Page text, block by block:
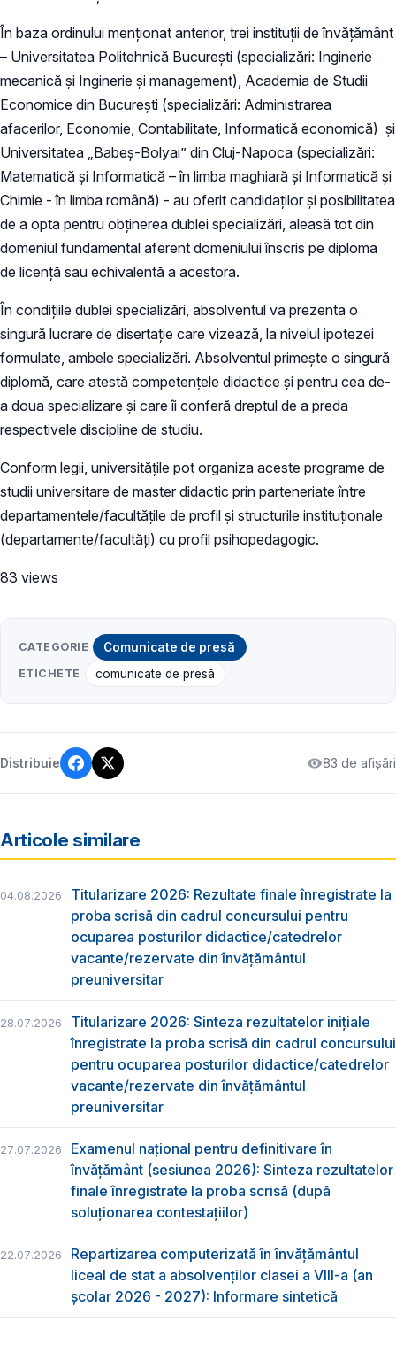
În baza ordinului menționat anterior, trei instituții de învățământ
– Universitatea Politehnică București (specializări: Inginerie
mecanică și Inginerie și management), Academia de Studii
Economice din București (specializări: Administrarea
afacerilor, Economie, Contabilitate, Informatică economică) și
Universitatea „Babeș-Bolyai” din Cluj-Napoca (specializări:
Matematică și Informatică – în limba maghiară și Informatică și
Chimie - în limba română) - au oferit candidaților și posibilitatea
de a opta pentru obținerea dublei specializări, aleasă tot din
domeniul fundamental aferent domeniului înscris pe diploma
de licență sau echivalentă a acestora.
În condițiile dublei specializări, absolventul va prezenta o
singură lucrare de disertație care vizează, la nivelul ipotezei
formulate, ambele specializări. Absolventul primește o singură
diplomă, care atestă competențele didactice și pentru cea de-
a doua specializare și care îi conferă dreptul de a preda
respectivele discipline de studiu.
Conform legii, universitățile pot organiza aceste programe de
studii universitare de master didactic prin parteneriate între
departamentele/facultățile de profil și structurile instituționale
(departamente/facultăți) cu profil psihopedagogic.
83 views
CATEGORIE Comunicate de presă
ETICHETE comunicate de presă
Distribuie 83 de afișări
Articole similare
04.08.2026
Titularizare 2026: Rezultate finale înregistrate la
proba scrisă din cadrul concursului pentru
ocuparea posturilor didactice/catedrelor
vacante/rezervate din învăţământul
preuniversitar
28.07.2026
Titularizare 2026: Sinteza rezultatelor inițiale
înregistrate la proba scrisă din cadrul concursului
pentru ocuparea posturilor didactice/catedrelor
vacante/rezervate din învăţământul
preuniversitar
27.07.2026
Examenul național pentru definitivare în
învățământ (sesiunea 2026): Sinteza rezultatelor
finale înregistrate la proba scrisă (după
soluționarea contestațiilor)
22.07.2026
Repartizarea computerizată în învăţământul
liceal de stat a absolvenţilor clasei a VIII-a (an
școlar 2026 - 2027): Informare sintetică